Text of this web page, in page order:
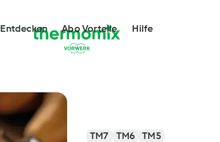
Entdecken Abo Vorteile Hilfe
TM7 TM6 TM5